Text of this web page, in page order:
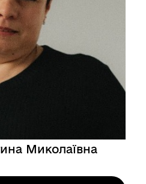
Миколаївна